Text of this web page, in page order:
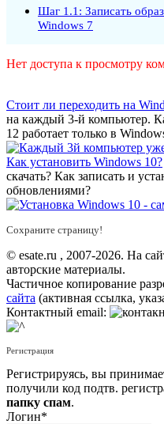
Шаг 1.1: Записать
Windows 7
Нет доступа к просмотру
Стоит ли переходить на
на каждый 3-й компьютер.
12 работает только в
Как установить Windows 10?
скачать? Как записать и
обновлениями?
Сохраните страницу!
© esate.ru , 2007-2026. На
авторские материалы.
Частичное копирование
сайта (активная ссылка,
Контактный email:
Регистрация
Регистрируясь, вы
получили код подтв.
папку спам.
Логин*